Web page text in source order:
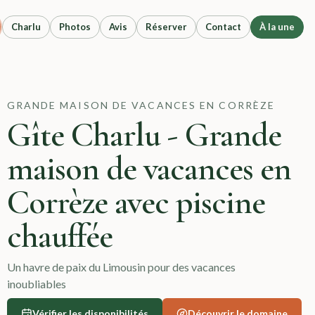
Corrèze avec
Aquitaine. Maison du XVIe siècle entièrement
le toit a été découvert. Un local technique et
avec salles d'eau et de bain adaptées aux
Charlu Photos Avis Réserver Contact À la une
GRANDE MAISON DE VACANCES EN CORRÈZE
Gîte Charlu - Grande
maison de vacances en
Corrèze avec piscine
chauffée
Un havre de paix du Limousin pour des vacances
inoubliables